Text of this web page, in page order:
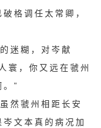
格调任太常卿，
迷糊，对岑献
寰，你又远在虢州
”
然虢州相距长安
文本真的病况加